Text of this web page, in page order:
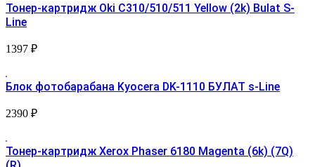
Тонер-картридж Oki C310/510/511 Yellow (2k) Bulat S-
Line
1397 ₽
Блок фотобарабана Kyocera DK-1110 БУЛАТ s-Line
2390 ₽
Тонер-картридж Xerox Phaser 6180 Magenta (6k) (7Q)